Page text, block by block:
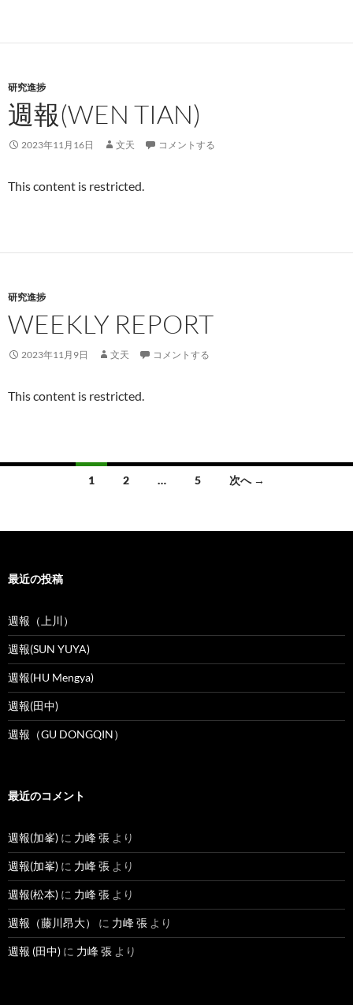
研究進捗
週報(WEN TIAN)
2023年11月16日 文天 コメントする
This content is restricted.
研究進捗
WEEKLY REPORT
2023年11月9日 文天 コメントする
This content is restricted.
ナ
ゲ
ー
シ
ョ
ン
1 2 … 5 次へ →
最近の投稿
週報（上川）
週報(SUN YUYA)
週報(HU Mengya)
週報(田中)
週報（GU DONGQIN）
最近のコメント
週報(加峯) に 力峰 張 より
週報(加峯) に 力峰 張 より
週報(松本) に 力峰 張 より
週報（藤川昂大） に 力峰 張 より
週報 (田中) に 力峰 張 より